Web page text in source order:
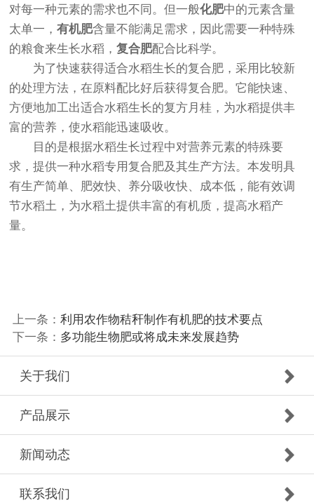
对每一种元素的需求也不同。但一般化肥中的元素含量
太单一，有机肥含量不能满足需求，因此需要一种特殊
的粮食来生长水稻，复合肥配合比科学。
为了快速获得适合水稻生长的复合肥，采用比较新
的处理方法，在原料配比好后获得复合肥。它能快速、
方便地加工出适合水稻生长的复方月桂，为水稻提供丰
富的营养，使水稻能迅速吸收。
目的是根据水稻生长过程中对营养元素的特殊要
求，提供一种水稻专用复合肥及其生产方法。本发明具
有生产简单、肥效快、养分吸收快、成本低，能有效调
节水稻土，为水稻土提供丰富的有机质，提高水稻产
量。
上一条： 利用农作物秸秆制作有机肥的技术要点
下一条： 多功能生物肥或将成未来发展趋势
关于我们
产品展示
新闻动态
联系我们